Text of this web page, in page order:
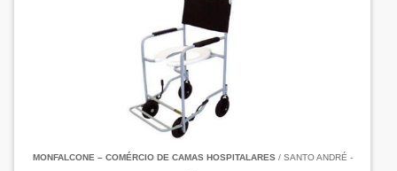
MONFALCONE – COMÉRCIO DE CAMAS HOSPITALARES/ SANTO ANDRÉ -